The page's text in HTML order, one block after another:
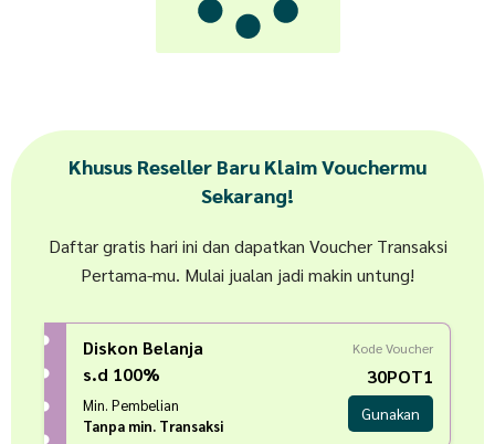
Khusus Reseller Baru Klaim Vouchermu
Sekarang!
Daftar gratis hari ini dan dapatkan Voucher Transaksi
Pertama-mu. Mulai jualan jadi makin untung!
Diskon Belanja
s.d 100%
Min. Pembelian
Tanpa min. Transaksi
Kode Voucher
30POT1
Gunakan